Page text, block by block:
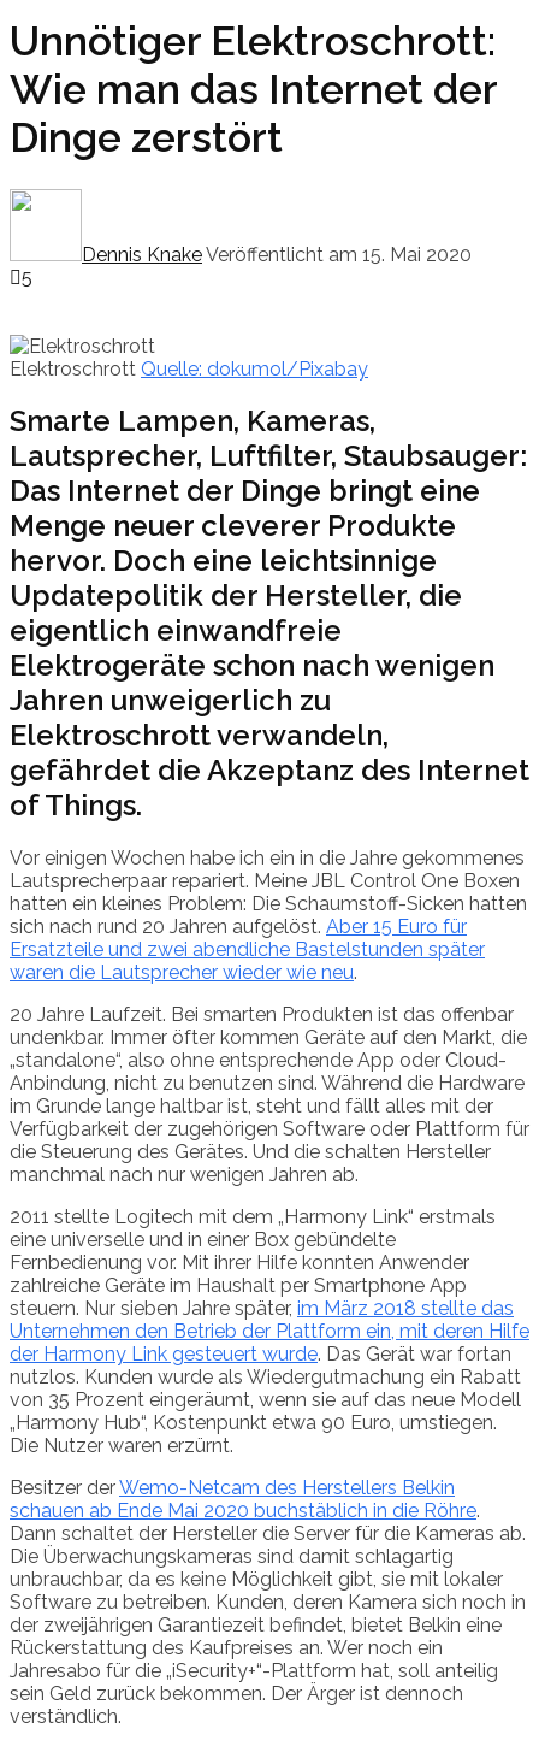
Unnötiger Elektroschrott:
Wie man das Internet der
Dinge zerstört
Dennis KnakeVeröffentlicht am 15. Mai 2020
5
Elektroschrott Quelle: dokumol/Pixabay
Smarte Lampen, Kameras,
Lautsprecher, Luftfilter, Staubsauger:
Das Internet der Dinge bringt eine
Menge neuer cleverer Produkte
hervor. Doch eine leichtsinnige
Updatepolitik der Hersteller, die
eigentlich einwandfreie
Elektrogeräte schon nach wenigen
Jahren unweigerlich zu
Elektroschrott verwandeln,
gefährdet die Akzeptanz des Internet
of Things.
Vor einigen Wochen habe ich ein in die Jahre gekommenes
Lautsprecherpaar repariert. Meine JBL Control One Boxen
hatten ein kleines Problem: Die Schaumstoff-Sicken hatten
sich nach rund 20 Jahren aufgelöst. Aber 15 Euro für
Ersatzteile und zwei abendliche Bastelstunden später
waren die Lautsprecher wieder wie neu.
20 Jahre Laufzeit. Bei smarten Produkten ist das offenbar
undenkbar. Immer öfter kommen Geräte auf den Markt, die
„standalone“, also ohne entsprechende App oder Cloud-
Anbindung, nicht zu benutzen sind. Während die Hardware
im Grunde lange haltbar ist, steht und fällt alles mit der
Verfügbarkeit der zugehörigen Software oder Plattform für
die Steuerung des Gerätes. Und die schalten Hersteller
manchmal nach nur wenigen Jahren ab.
2011 stellte Logitech mit dem „Harmony Link“ erstmals
eine universelle und in einer Box gebündelte
Fernbedienung vor. Mit ihrer Hilfe konnten Anwender
zahlreiche Geräte im Haushalt per Smartphone App
steuern. Nur sieben Jahre später, im März 2018 stellte das
Unternehmen den Betrieb der Plattform ein, mit deren Hilfe
der Harmony Link gesteuert wurde. Das Gerät war fortan
nutzlos. Kunden wurde als Wiedergutmachung ein Rabatt
von 35 Prozent eingeräumt, wenn sie auf das neue Modell
„Harmony Hub“, Kostenpunkt etwa 90 Euro, umstiegen.
Die Nutzer waren erzürnt.
Besitzer derWemo-Netcam des Herstellers Belkin
schauen ab Ende Mai 2020 buchstäblich in die Röhre.
Dann schaltet der Hersteller die Server für die Kameras ab.
Die Überwachungskameras sind damit schlagartig
unbrauchbar, da es keine Möglichkeit gibt, sie mit lokaler
Software zu betreiben. Kunden, deren Kamera sich noch in
der zweijährigen Garantiezeit befindet, bietet Belkin eine
Rückerstattung des Kaufpreises an. Wer noch ein
Jahresabo für die „iSecurity+“-Plattform hat, soll anteilig
sein Geld zurück bekommen. Der Ärger ist dennoch
verständlich.